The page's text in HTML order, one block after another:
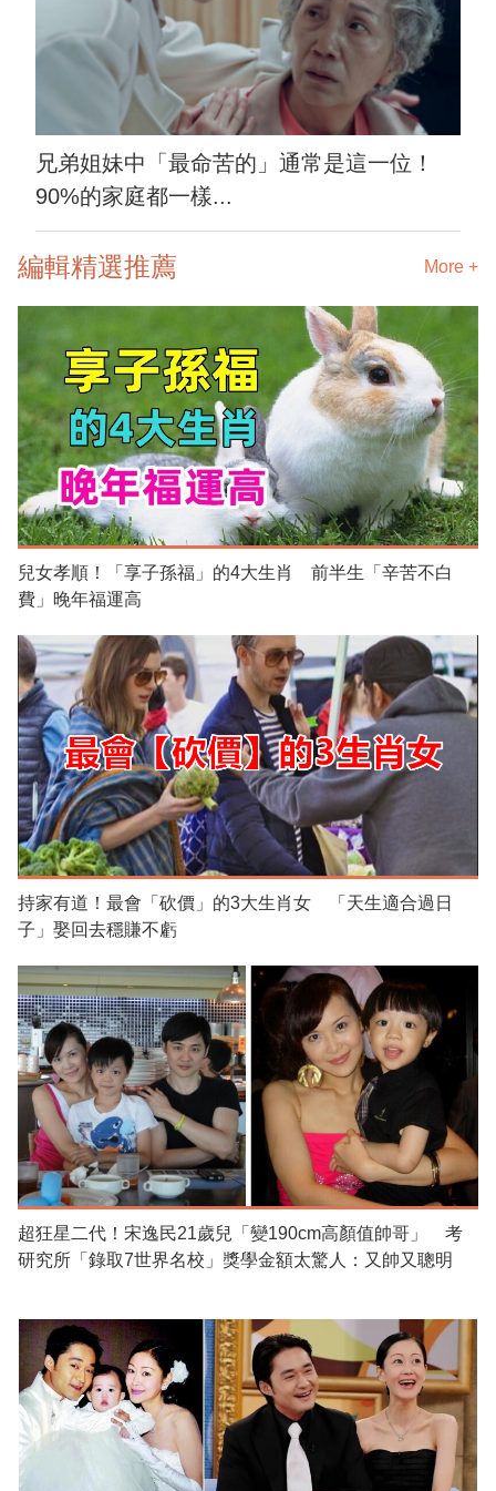
兄弟姐妹中「最命苦的」通常是這一位！
90%的家庭都一樣...
編輯精選推薦 More +
兒女孝順！「享子孫福」的4大生肖 前半生「辛苦不白
費」晚年福運高
持家有道！最會「砍價」的3大生肖女 「天生適合過日
子」娶回去穩賺不虧
超狂星二代！宋逸民21歲兒「變190cm高顏值帥哥」 考
研究所「錄取7世界名校」獎學金額太驚人：又帥又聰明